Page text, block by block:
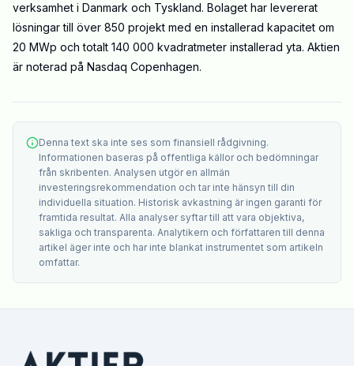
verksamhet i Danmark och Tyskland. Bolaget har levererat
lösningar till över 850 projekt med en installerad kapacitet om
20 MWp och totalt 140 000 kvadratmeter installerad yta. Aktien
är noterad på Nasdaq Copenhagen.
Denna text ska inte ses som finansiell rådgivning.
Informationen baseras på offentliga källor och bedömningar
från skribenten. Analysen utgör en allmän
investeringsrekommendation och tar inte hänsyn till din
individuella situation. Historisk avkastning är ingen garanti för
framtida resultat. Alla analyser syftar till att vara objektiva,
sakliga och transparenta. Analytikern och författaren till denna
artikel äger inte och har inte blankat instrumentet som artikeln
omfattar.